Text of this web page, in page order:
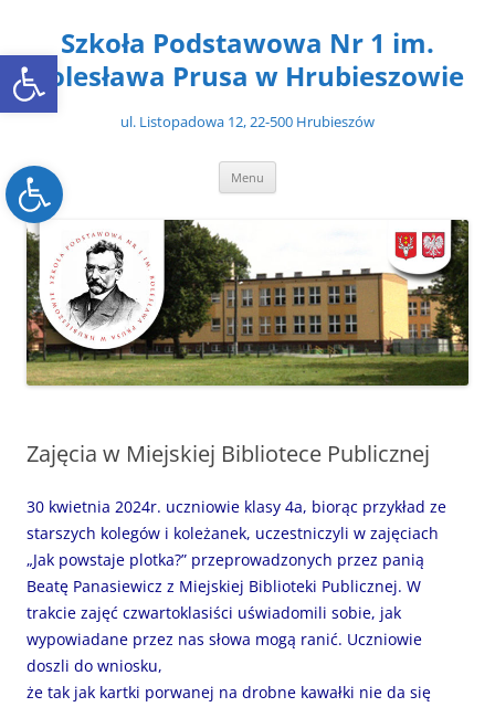
Open toolbar
Open toolbar
treściSzkoła Podstawowa Nr 1 im.
Bolesława Prusa w Hrubieszowie
ul. Listopadowa 12, 22-500 Hrubieszów
Menu
Zajęcia w Miejskiej Bibliotece Publicznej
30 kwietnia 2024r. uczniowie klasy 4a, biorąc przykład ze
starszych kolegów i koleżanek, uczestniczyli w zajęciach
„Jak powstaje plotka?” przeprowadzonych przez panią
Beatę Panasiewicz z Miejskiej Biblioteki Publicznej. W
trakcie zajęć czwartoklasiści uświadomili sobie, jak
wypowiadane przez nas słowa mogą ranić. Uczniowie
doszli do wniosku,
że tak jak kartki porwanej na drobne kawałki nie da się